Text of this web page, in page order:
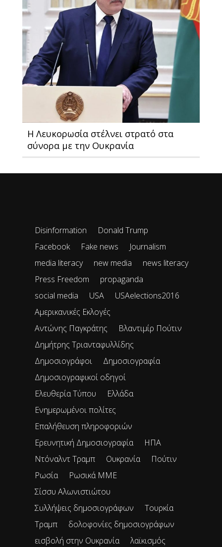
H Λευκορωσία στέλνει στρατό στα
σύνορα με την Ουκρανία
Disinformation
Donald Trump
Facebook
Fake news
Journalism
media literacy
new media
news literacy
Press Freedom
propaganda
social media
USA
USAelections2016
Αμερικανικές Εκλογές
Αντώνης Παγκράτης
Βλαντιμίρ Πούτιν
Δημήτρης Τριανταφυλλίδης
Δημοσιογράφοι
Δημοσιογραφία
Δημοσιογραφικοί οδηγοί
Ελευθερία Τύπου
Ελλάδα
Ενημερωμένοι πολίτες
Επαλήθευση πληροφοριών
Ερευνητική Δημοσιογραφία
ΗΠΑ
Ντόναλντ Τραμπ
Ουκρανία
Πούτιν
Ρωσία
Ρωσικά ΜΜΕ
Σίσσυ Αλωνιστιώτου
Συλλήψεις δημοσιογράφων
Τουρκία
Τραμπ
δολοφονίες δημοσιογράφων
εισβολή στην Ουκρανία
λαϊκισμός